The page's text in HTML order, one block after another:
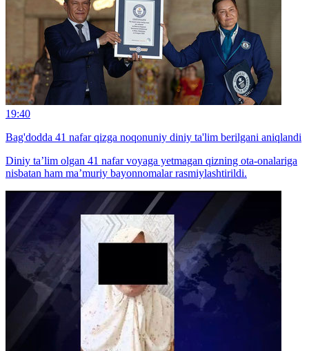
19:40
Bag'dodda 41 nafar qizga noqonuniy diniy ta'lim berilgani aniqlandi
Diniy ta’lim olgan 41 nafar voyaga yetmagan qizning ota-onalariga
nisbatan ham ma’muriy bayonnomalar rasmiylashtirildi.